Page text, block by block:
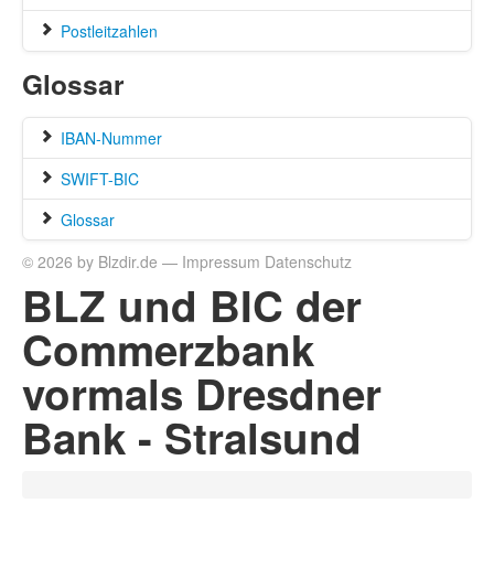
Postleitzahlen
Glossar
IBAN-Nummer
SWIFT-BIC
Glossar
© 2026 by Blzdir.de — Impressum Datenschutz
BLZ und BIC der
Commerzbank
vormals Dresdner
Bank - Stralsund